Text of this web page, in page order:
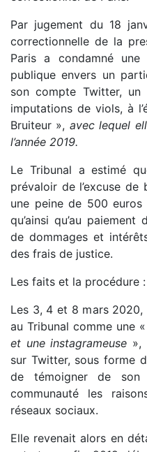
Par jugement du 18
correctionnelle de la
Paris a condamné
publique envers un
son compte Twitter, un
imputations de viols, à
Bruiteur », avec lequel
l’année 2019.
Le Tribunal a estimé
prévaloir de l’excuse de
une peine de 500 euros
qu’ainsi qu’au
de dommages et
des frais de justice.
Les faits et la procédure :
Les 3, 4 et 8 mars 2020,
au Tribunal comme une «
et une instagrameuse »,
sur Twitter, sous forme
de témoigner de son
communauté les
réseaux sociaux.
Elle revenait alors en